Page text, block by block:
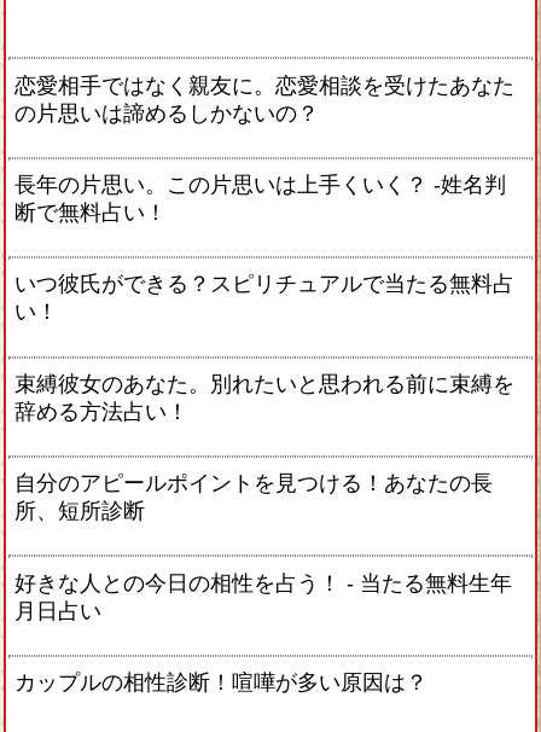
恋愛相手ではなく親友に。恋愛相談を受けたあなた
の片思いは諦めるしかないの？
長年の片思い。この片思いは上手くいく？ -姓名判
断で無料占い！
いつ彼氏ができる？スピリチュアルで当たる無料占
い！
束縛彼女のあなた。別れたいと思われる前に束縛を
辞める方法占い！
自分のアピールポイントを見つける！あなたの長
所、短所診断
好きな人との今日の相性を占う！ ‐ 当たる無料生年
月日占い
カップルの相性診断！喧嘩が多い原因は？